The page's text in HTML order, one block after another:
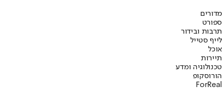
מדורים
ספורט
תרבות ובידור
לייף סטייל
אוכל
תיירות
טכנולוגיה ומדע
הורוסקופ
ForReal